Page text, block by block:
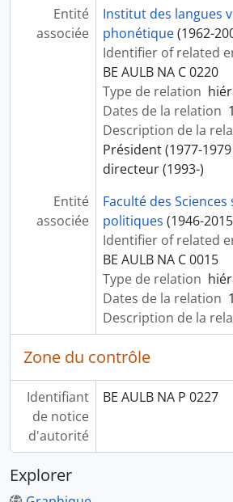
Entité
associée
Institut des langues
phonétique (1962-
Identifier of related
BE AULB NA C 0220
Type de relation
Dates de la relation
Description de la
Président (1977-
directeur (1993-)
Entité
associée
Faculté des Sciences
politiques (1946-
Identifier of related
BE AULB NA C 0015
Type de relation
Dates de la relation
Description de la
Zone du contrôle
Identifiant
de notice
d'autorité
BE AULB NA P 0227
Explorer